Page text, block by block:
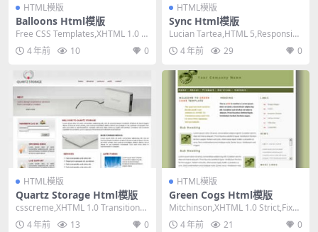
HTML模版
Balloons Html模版
Free CSS Templates,XHTML 1.0 St
rict,Fixe...
4 年前 10 0
HTML模版
Sync Html模版
Lucian Tartea,HTML 5,Responsiv
e, Mixed C...
4 年前 29 0
HTML模版
Quartz Storage Html模版
csscreme,XHTML 1.0 Transitional,
Fixed Wi...
4 年前 13 0
HTML模版
Green Cogs Html模版
Mitchinson,XHTML 1.0 Strict,Fixed
Width,...
4 年前 21 0